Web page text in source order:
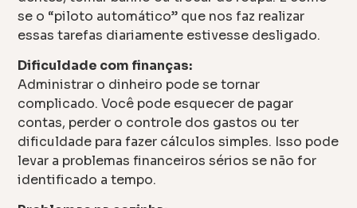
se o “piloto automático” que nos faz realizar
essas tarefas diariamente estivesse desligado.
Dificuldade com finanças:
Administrar o dinheiro pode se tornar
complicado. Você pode esquecer de pagar
contas, perder o controle dos gastos ou ter
dificuldade para fazer cálculos simples. Isso pode
levar a problemas financeiros sérios se não for
identificado a tempo.